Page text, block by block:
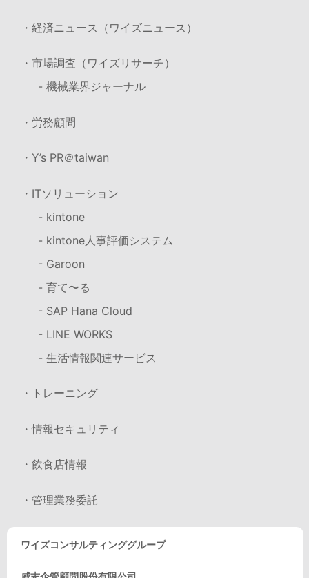
・経済ニュース（ワイズニュース）
・市場調査（ワイズリサーチ）
- 機械業界ジャーナル
・労務顧問
・Y’s PR＠taiwan
・ITソリューション
- kintone
- kintone人事評価システム
- Garoon
- 育て〜る
- SAP Hana Cloud
- LINE WORKS
- 生活情報関連サービス
・トレーニング
・情報セキュリティ
・飲食店情報
・管理業務委託
ワイズコンサルティンググループ